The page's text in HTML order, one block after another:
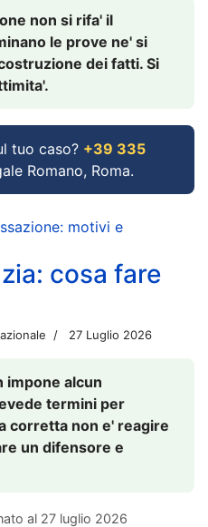
non si rifa' il
le prove ne' si
dei fatti. Si
tuo caso? +39 335
Romano, Roma.
motivi e
cosa fare
27 Luglio 2026
impone alcun
termini per
corretta non e' reagire
un difensore e
al 27 luglio 2026